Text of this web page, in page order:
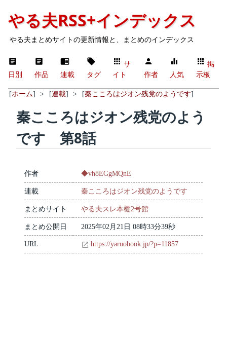
やる夫RSS+インデックス
やる夫まとめサイトの更新情報と、まとめのインデックス
日別 作品 連載 タグ
サ
イト
作者 人気
掲
示板
[ホーム] > [連載] > [秦こころはジオン残党のようです]
秦こころはジオン残党のよう
です 第8話
作者 ◆vh8EGgMQnE
連載 秦こころはジオン残党のようです
まとめサイト やる夫スレ本棚2号館
まとめ公開日 2025年02月21日 08時33分39秒
URL https://yaruobook.jp/?p=11857